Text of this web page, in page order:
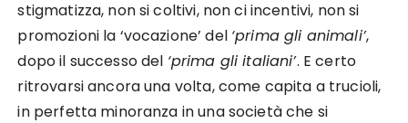
stigmatizza, non si coltivi, non ci incentivi, non si
promozioni la ‘vocazione’ del ‘prima gli animali’,
dopo il successo del ‘prima gli italiani’. E certo
ritrovarsi ancora una volta, come capita a trucioli,
in perfetta minoranza in una società che si